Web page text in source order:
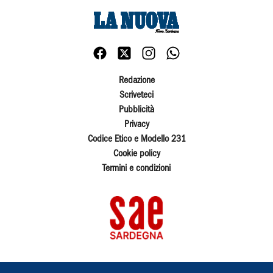
Redazione
Scriveteci
Pubblicità
Privacy
Codice Etico e Modello 231
Cookie policy
Termini e condizioni